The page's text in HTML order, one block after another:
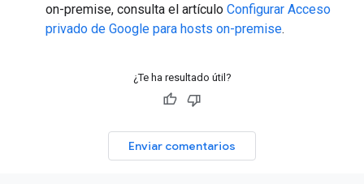
on-premise, consulta el artículo Configurar Acceso
privado de Google para hosts on-premise.
¿Te ha resultado útil?
Enviar comentarios